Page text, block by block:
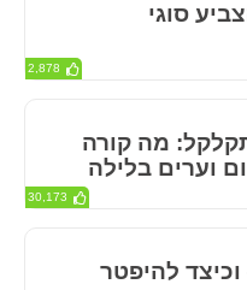
סוגי
2,878
מה קורה
וערים בלילה
30,173
להיפטר